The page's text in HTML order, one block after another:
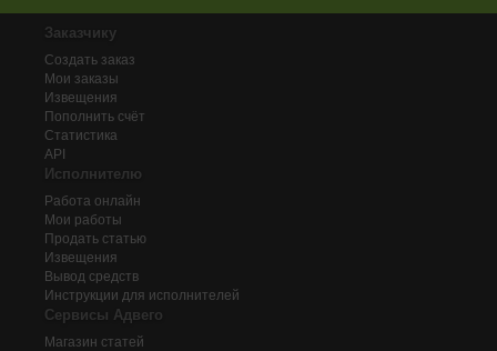
Заказчику
Создать заказ
Мои заказы
Извещения
Пополнить счёт
Статистика
API
Исполнителю
Работа онлайн
Мои работы
Продать статью
Извещения
Вывод средств
Инструкции для исполнителей
Сервисы Адвего
Магазин статей